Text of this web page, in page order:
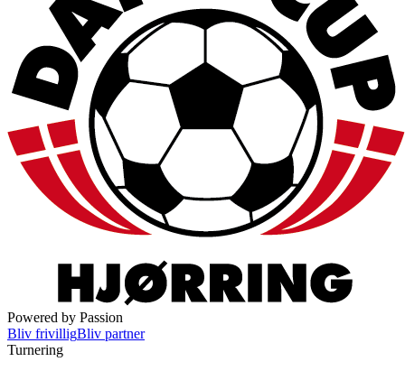
Powered by Passion
Bliv frivilligBliv partner
Turnering